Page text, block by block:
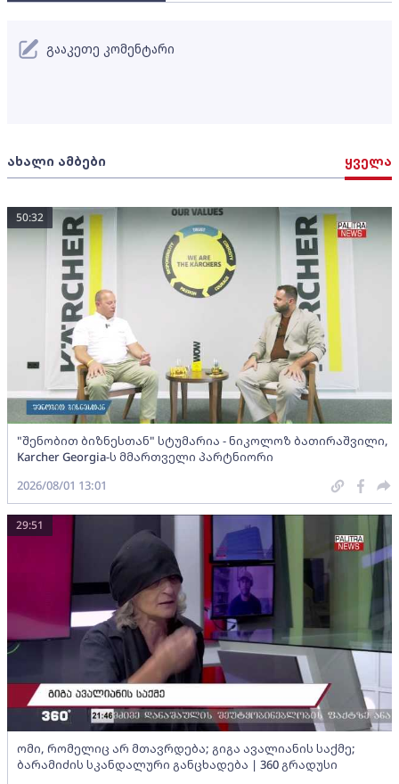
ახალი ამბები ყველა
"შენობით ბიზნესთან" სტუმარია - ნიკოლოზ ბათირაშვილი,
Karcher Georgia-ს მმართველი პარტნიორი
50:32
2026/08/01 13:01
ომი, რომელიც არ მთავრდება; გიგა ავალიანის საქმე;
ბარამიძის სკანდალური განცხადება | 360 გრადუსი
29:51
გააკეთე კომენტარი